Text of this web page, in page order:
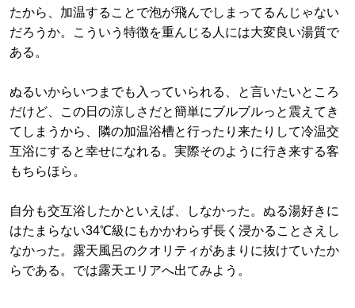
たから、加温することで泡が飛んでしまってるんじゃない
だろうか。こういう特徴を重んじる人には大変良い湯質で
ある。
ぬるいからいつまでも入っていられる、と言いたいところ
だけど、この日の涼しさだと簡単にブルブルっと震えてき
てしまうから、隣の加温浴槽と行ったり来たりして冷温交
互浴にすると幸せになれる。実際そのように行き来する客
もちらほら。
自分も交互浴したかといえば、しなかった。ぬる湯好きに
はたまらない34℃級にもかかわらず長く浸かることさえし
なかった。露天風呂のクオリティがあまりに抜けていたか
らである。では露天エリアへ出てみよう。